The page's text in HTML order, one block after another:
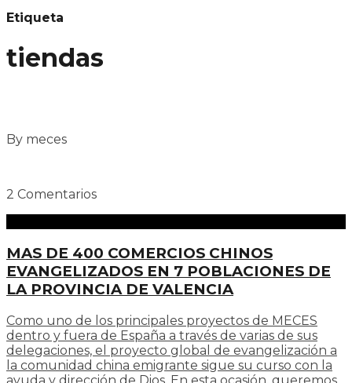
Etiqueta
tiendas
By meces
2 Comentarios
MAS DE 400 COMERCIOS CHINOS
EVANGELIZADOS EN 7 POBLACIONES DE
LA PROVINCIA DE VALENCIA
Como uno de los principales proyectos de MECES
dentro y fuera de España a través de varias de sus
delegaciones, el proyecto global de evangelización a
la comunidad china emigrante sigue su curso con la
ayuda y dirección de Dios. En esta ocasión, queremos